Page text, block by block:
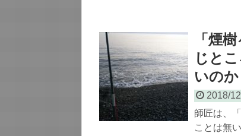
「煙
じと
いの
2018/
師匠は、
ことは無